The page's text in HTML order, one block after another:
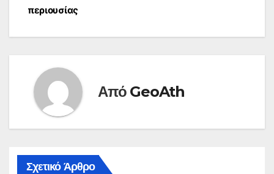
περιουσίας
Από GeoAth
Σχετικό Άρθρο